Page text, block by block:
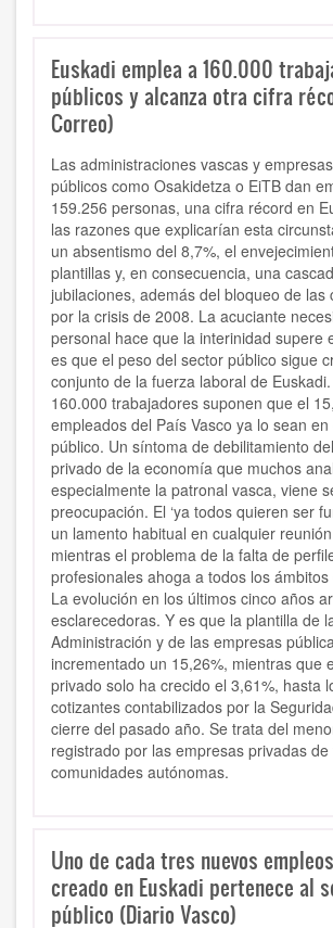
Euskadi emplea a 160.000
públicos y alcanza otra cifra
Correo)
Las administraciones vascas y
públicos como Osakidetza o EiTB dan
159.256 personas, una cifra récord en
las razones que explicarían esta
un absentismo del 8,7%, el
plantillas y, en consecuencia, una
jubilaciones, además del bloqueo de las
por la crisis de 2008. La acuciante
personal hace que la interinidad supere
es que el peso del sector público sigue
conjunto de la fuerza laboral de
160.000 trabajadores suponen que el
empleados del País Vasco ya lo sean
público. Un síntoma de debilitamiento
privado de la economía que muchos
especialmente la patronal vasca, viene
preocupación. El ‘ya todos quieren ser
un lamento habitual en cualquier
mientras el problema de la falta de
profesionales ahoga a todos los
La evolución en los últimos cinco años
esclarecedoras. Y es que la plantilla de
Administración y de las empresas
incrementado un 15,26%, mientras que
privado solo ha crecido el 3,61%, hasta
cotizantes contabilizados por la
cierre del pasado año. Se trata del
registrado por las empresas privadas
comunidades autónomas.
Uno de cada tres nuevos
creado en Euskadi pertenece al
público (Diario Vasco)